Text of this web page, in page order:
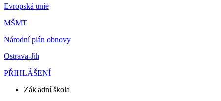
Evropská unie
MŠMT
Národní plán obnovy
Ostrava-Jih
PŘIHLÁŠENÍ
Základní škola